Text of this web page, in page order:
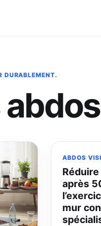
DURABLEMENT.
abdos
ABDOS
après
mur